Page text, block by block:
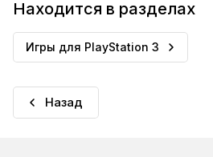
Находится в разделах
Игры для PlayStation 3
Назад